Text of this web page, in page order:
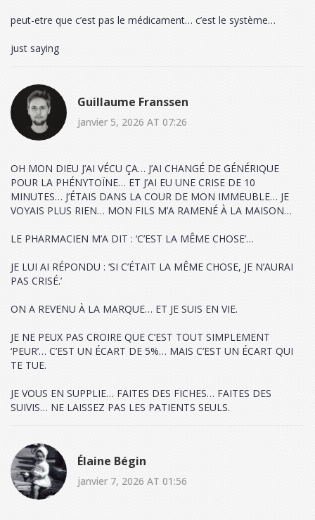
peut-etre que c’est pas le médicament… c’est le système…
just saying
Guillaume Franssen
janvier 5, 2026 AT 07:26
OH MON DIEU J’AI VÉCU ÇA… J’AI CHANGÉ DE GÉNÉRIQUE
POUR LA PHÉNYTOÏNE… ET J’AI EU UNE CRISE DE 10
MINUTES… J’ÉTAIS DANS LA COUR DE MON IMMEUBLE… JE
VOYAIS PLUS RIEN… MON FILS M’A RAMENÉ À LA MAISON…
LE PHARMACIEN M’A DIT : ‘C’EST LA MÊME CHOSE’…
JE LUI AI RÉPONDU : ‘SI C’ÉTAIT LA MÊME CHOSE, JE N’AURAI
PAS CRISÉ.’
ON A REVENU À LA MARQUE… ET JE SUIS EN VIE.
JE NE PEUX PAS CROIRE QUE C’EST TOUT SIMPLEMENT
‘PEUR’… C’EST UN ÉCART DE 5%… MAIS C’EST UN ÉCART QUI
TE TUE.
JE VOUS EN SUPPLIE… FAITES DES FICHES… FAITES DES
SUIVIS… NE LAISSEZ PAS LES PATIENTS SEULS.
Élaine Bégin
janvier 7, 2026 AT 01:56